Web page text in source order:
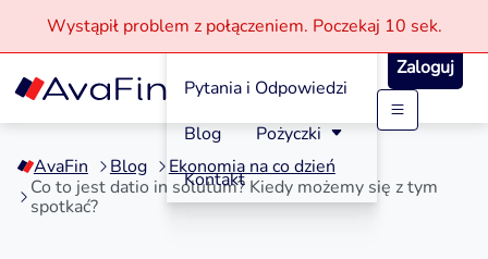
Przejdź
treści
Wystąpił problem z połączeniem. Poczekaj 10 sek.
Jak aplikować?
Pytania i Odpowiedzi
Blog
Pożyczki
Kontakt
Zaloguj
AvaFin Blog
Ekonomia na co dzień
Co to jest datio in solutum? Kiedy możemy się z tym
spotkać?